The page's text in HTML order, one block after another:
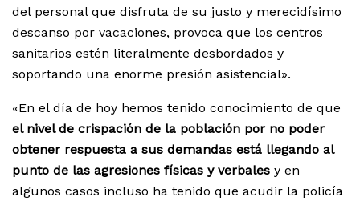
del personal que disfruta de su justo y merecidísimo
descanso por vacaciones, provoca que los centros
sanitarios estén literalmente desbordados y
soportando una enorme presión asistencial».
«En el día de hoy hemos tenido conocimiento de que
el nivel de crispación de la población por no poder
obtener respuesta a sus demandas está llegando al
punto de las agresiones físicas y verbales y en
algunos casos incluso ha tenido que acudir la policía